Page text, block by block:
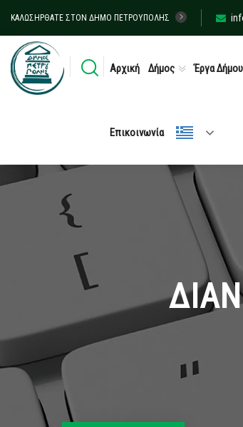
ΚΑΛΩΣΉΡΘΑΤΕ ΣΤΟΝ ΔΉΜΟ ΠΕΤΡΟΎΠΟΛΗΣ
Αρχική Δήμος Έργα Δήμου
Επικοινωνία